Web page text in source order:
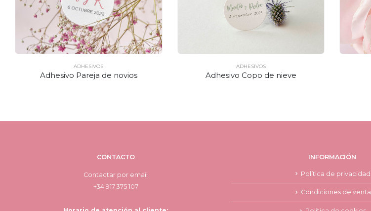
ADHESIVOS
Adhesivo Pareja de novios
ADHESIVOS
Adhesivo Copo de nieve
CONTACTO
Contactar por email
+34 917 375 107
INFORMACIÓN
Política de privacidad
Condiciones de venta